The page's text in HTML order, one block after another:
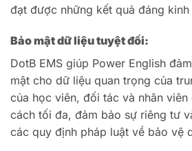
đạt được những kết quả đáng kinh
Bảo mật dữ liệu tuyệt đối:
DotB EMS giúp Power English
mật cho dữ liệu quan trọng của
của học viên, đối tác và nhân
cách tối đa, đảm bảo sự riêng tư
các quy định pháp luật về bảo vệ